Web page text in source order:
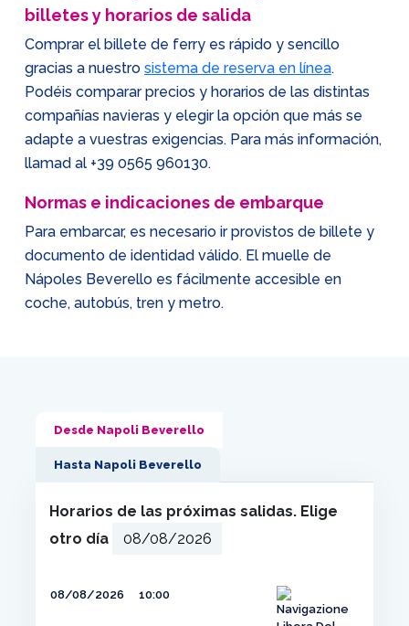
billetes y horarios de salida
Comprar el billete de ferry es rápido y sencillo
gracias a nuestro sistema de reserva en línea.
Podéis comparar precios y horarios de las distintas
compañías navieras y elegir la opción que más se
adapte a vuestras exigencias. Para más información,
llamad al +39 0565 960130.
Normas e indicaciones de embarque
Para embarcar, es necesario ir provistos de billete y
documento de identidad válido. El muelle de
Nápoles Beverello es fácilmente accesible en
coche, autobús, tren y metro.
Desde Napoli Beverello
Hasta Napoli Beverello
Horarios de las próximas salidas. Elige
otro día
08/08/2026 10:00